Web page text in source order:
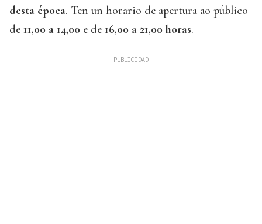
desta época. Ten un horario de apertura ao público
de 11,00 a 14,00 e de 16,00 a 21,00 horas.